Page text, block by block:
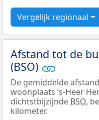
Vergelijk regionaal
Afstand tot de
(BSO)
De gemiddelde
woonplaats ’s-Heer
dichtstbijzijnde BSO,
kilometer.